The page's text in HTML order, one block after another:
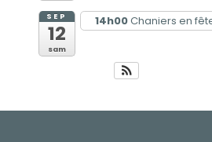
SEP
12
sam
14h00Chaniers en